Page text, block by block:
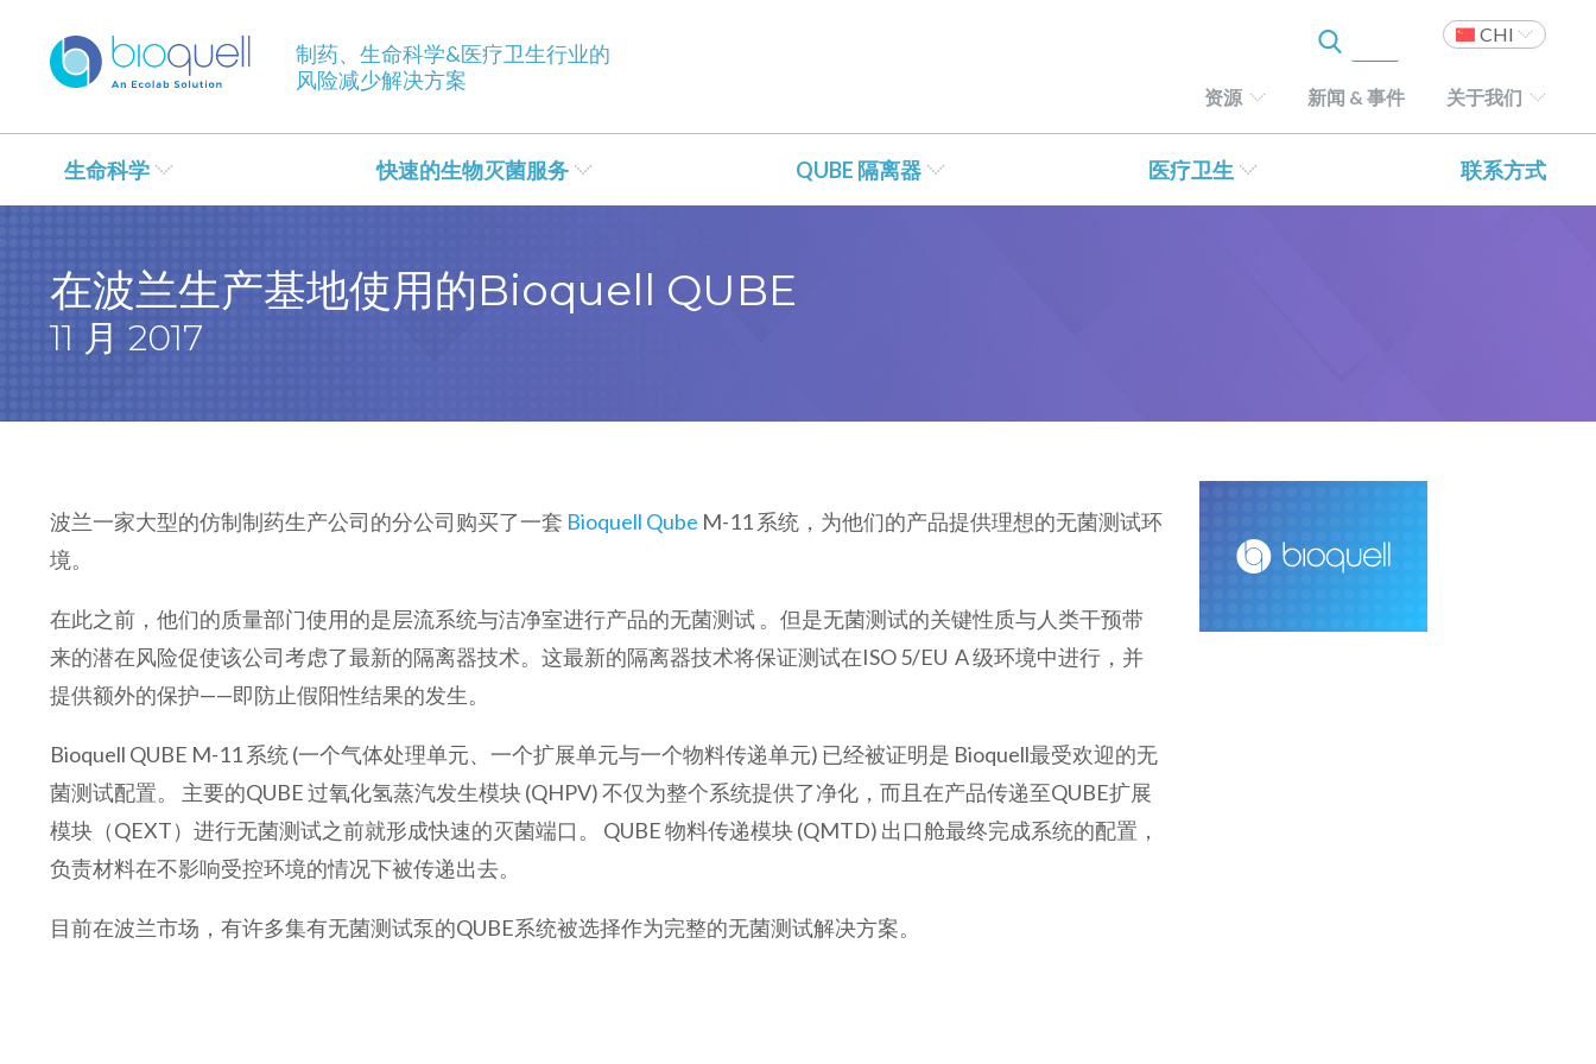
制药、生命科学&医疗卫生行业的
风险减少解决方案
CHI
资源 新闻 & 事件 关于我们
生命科学 快速的生物灭菌服务 QUBE 隔离器 医疗卫生 联系方式
在波兰生产基地使用的Bioquell QUBE
11 月 2017
波兰一家大型的仿制制药生产公司的分公司购买了一套 Bioquell Qube M-11 系统，为他们的产品提供理想的无菌测试环
境。
在此之前，他们的质量部门使用的是层流系统与洁净室进行产品的无菌测试 。但是无菌测试的关键性质与人类干预带
来的潜在风险促使该公司考虑了最新的隔离器技术。这最新的隔离器技术将保证测试在ISO 5/EU A 级环境中进行，并
提供额外的保护——即防止假阳性结果的发生。
Bioquell QUBE M-11系统(一个气体处理单元、一个扩展单元与一个物料传递单元) 已经被证明是 Bioquell最受欢迎的无
菌测试配置。 主要的QUBE过氧化氢蒸汽发生模块(QHPV)不仅为整个系统提供了净化，而且在产品传递至QUBE扩展
模块（QEXT）进行无菌测试之前就形成快速的灭菌端口。 QUBE物料传递模块(QMTD) 出口舱最终完成系统的配置，
负责材料在不影响受控环境的情况下被传递出去。
目前在波兰市场，有许多集有无菌测试泵的QUBE系统被选择作为完整的无菌测试解决方案。